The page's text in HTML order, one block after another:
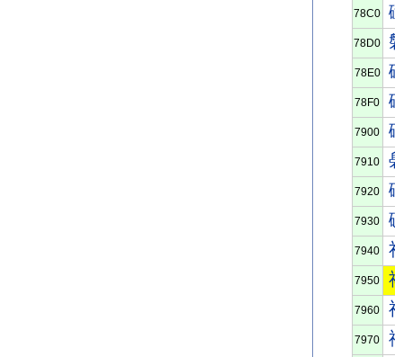
78C0
78D0
78E0
78F0
7900
7910
7920
7930
7940
7950
7960
7970